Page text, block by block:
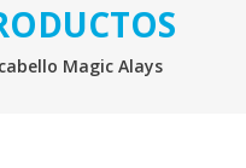
Magic Alays